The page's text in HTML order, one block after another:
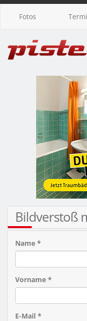
Fotos
Bildverstoß
Name *
Vorname *
E-Mail *